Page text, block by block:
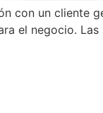
con un cliente
el negocio. Las